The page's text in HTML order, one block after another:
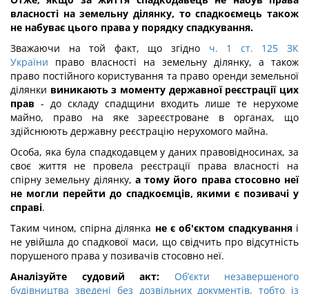
власності на земельну ділянку, то спадкоємець також
не набуває цього права у порядку спадкування.
Зважаючи на той факт, що згідно ч. 1 ст. 125 ЗК
України право власності на земельну ділянку, а також
право постійного користування та право оренди земельної
ділянки виникають з моменту державної реєстрації цих
прав - до складу спадщини входить лише те нерухоме
майно, право на яке зареєстроване в органах, що
здійснюють державну реєстрацію нерухомого майна.
Особа, яка була спадкодавцем у даних правовідносинах, за
своє життя не провела реєстрації права власності на
спірну земельну ділянку, а тому його права стосовно неї
не могли перейти до спадкоємців, якими є позивачі у
справі.
Таким чином, спірна ділянка не є об'єктом спадкуванняі
не увійшла до спадкової маси, що свідчить про відсутність
порушеного права у позивачів стосовно неї.
Аналізуйте судовий акт:
Об’єкти незавершеного
будівництва зведені без дозвільних документів, тобто із